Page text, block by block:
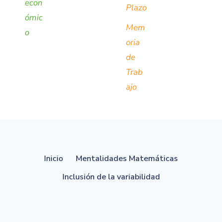
econ
ómic
o
Plazo
Mem
oria
de
Trab
ajo
Inicio
Mentalidades Matemáticas
Inclusión de la variabilidad